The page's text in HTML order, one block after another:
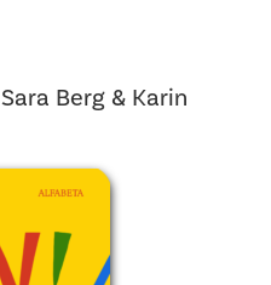
Sara Berg & Karin